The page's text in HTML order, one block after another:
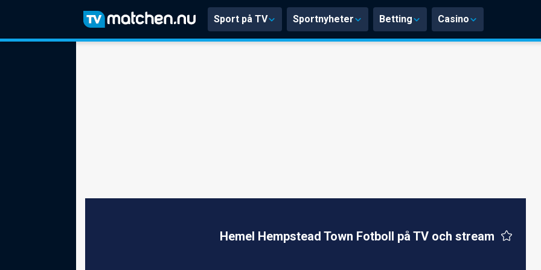
Sport på TV Sportnyheter Betting Casino
Hemel Hempstead Town Fotboll på TV och stream